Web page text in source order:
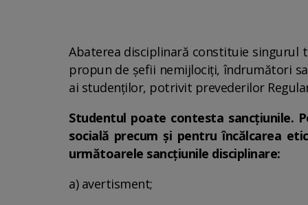
Abaterea disciplinară constituie singurul
propun de şefii nemijlociţi, îndrumători
ai studenţilor, potrivit prevederilor
Studentul poate contesta sancțiunile.
socială precum și pentru încălcarea
următoarele sancţiunile disciplinare:
a) avertisment;